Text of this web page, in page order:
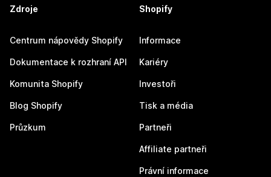
Zdroje
Centrum nápovědy Shopify
Dokumentace k rozhraní API
Komunita Shopify
Blog Shopify
Průzkum
Shopify
Informace
Kariéry
Investoři
Tisk a média
Partneři
Affiliate partneři
Právní informace